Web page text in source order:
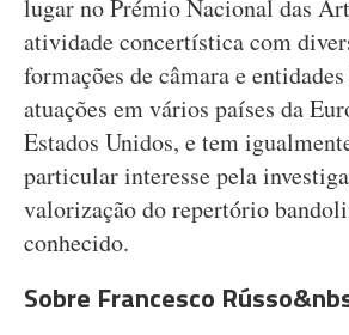
lugar no Prémio Nacional das
atividade concertística com
formações de câmara e
atuações em vários países da
Estados Unidos, e tem
particular interesse pela
valorização do repertório
conhecido.
Sobre Francesco